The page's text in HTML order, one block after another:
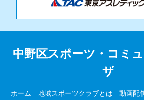
中野区スポーツ・コミ
ザ
ホーム 地域スポーツクラブとは 動画配